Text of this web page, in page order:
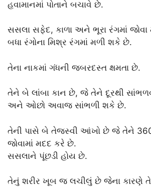
હવામાનમાં પોતાને બચાવે છે.
સસલા સફેદ, કાળા અને ભૂરા રંગમાં
બધા રંગોના મિશ્ર રંગમાં મળી શકે છે.
તેના નાકમાં ગંધની જબરદસ્ત ક્ષમતા છે.
તેને બે લાંબા કાન છે, જે તેને દૂરથી
અને ઓછો અવાજ સાંભળી શકે છે.
તેની પાસે બે તેજસ્વી આંખો છે જે તેને 360
જોવામાં મદદ કરે છે.
સસલાને પૂંછડી હોય છે.
તેનું શરીર ખૂબ જ લચીલું છે જેના કારણે